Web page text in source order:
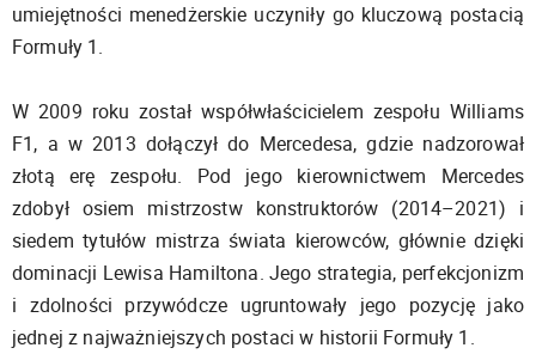
umiejętności menedżerskie uczyniły go kluczową postacią
Formuły 1.
W 2009 roku został współwłaścicielem zespołu Williams
F1, a w 2013 dołączył do Mercedesa, gdzie nadzorował
złotą erę zespołu. Pod jego kierownictwem Mercedes
zdobył osiem mistrzostw konstruktorów (2014–2021) i
siedem tytułów mistrza świata kierowców, głównie dzięki
dominacji Lewisa Hamiltona. Jego strategia, perfekcjonizm
i zdolności przywódcze ugruntowały jego pozycję jako
jednej z najważniejszych postaci w historii Formuły 1.